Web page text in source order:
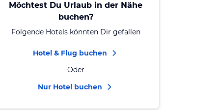
Möchtest Du Urlaub in der Nähe
buchen?
Folgende Hotels könnten Dir gefallen
Hotel & Flug buchen
Oder
Nur Hotel buchen